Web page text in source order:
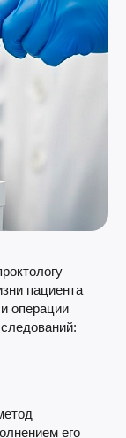
пациента
операции
его